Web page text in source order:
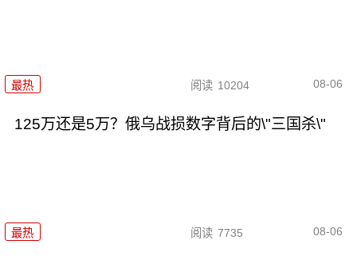
最热 阅读 10204 08-06
125万还是5万？俄乌战损数字背后的\"三国杀\"
最热 阅读 7735 08-06